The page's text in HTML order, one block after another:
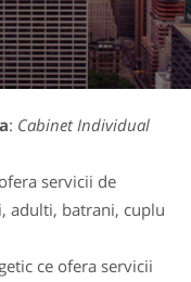
: Cabinet Individual
servicii de
adulti, batrani, cuplu
ce ofera servicii